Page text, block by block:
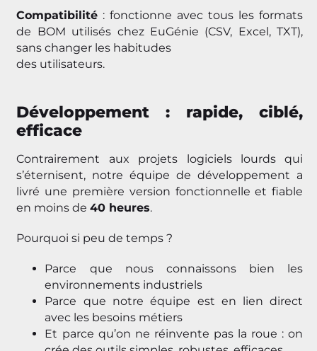
Compatibilité : fonctionne avec tous les formats
de BOM utilisés chez EuGénie (CSV, Excel, TXT),
sans changer les habitudes
des utilisateurs.
Développement : rapide, ciblé,
efficace
Contrairement aux projets logiciels lourds qui
s’éternisent, notre équipe de développement a
livré une première version fonctionnelle et fiable
en moins de40 heures.
Pourquoi si peu de temps ?
Parce que nous connaissons bien les
environnements industriels
Parce que notre équipe est en lien direct
avec les besoins métiers
Et parce qu’on ne réinvente pas la roue : on